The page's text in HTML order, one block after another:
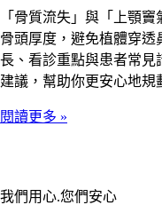
「骨質流失」與「上顎
骨頭厚度，避免植體穿
長、看診重點與患者常見
建議，幫助你更安心地規
閱讀更多 »
我們用心.您們安心